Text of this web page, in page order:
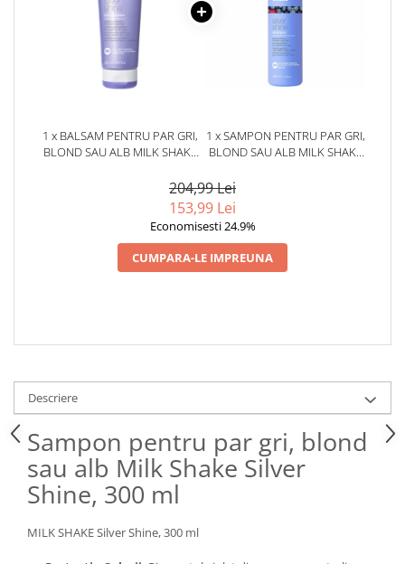
1 x BALSAM PENTRU PAR GRI,
BLOND SAU ALB MILK SHAKE
1 x SAMPON PENTRU PAR GRI,
BLOND SAU ALB MILK SHAKE
204,99 Lei
153,99 Lei
Economisesti 24.9%
CUMPARA-LE IMPREUNA
Descriere
Sampon pentru par gri, blond
sau alb Milk Shake Silver
Shine, 300 ml
MILK SHAKE Silver Shine, 300 ml